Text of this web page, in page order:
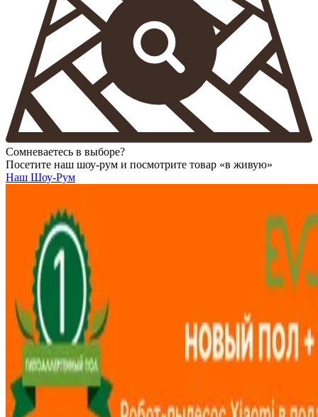
Сомневаетесь в выборе?
Посетите наш шоу-рум и посмотрите товар «в живую»
Наш Шоу-Рум